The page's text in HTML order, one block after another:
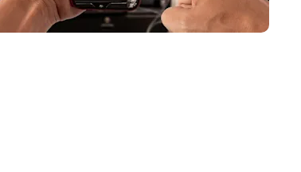
Tous les produits
日本語
한국어